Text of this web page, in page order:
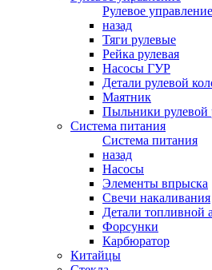
Рулевое управление
назад
Тяги рулевые
Рейка рулевая
Насосы ГУР
Детали рулевой
Маятник
Пыльники рулевой
Система питания
Система питания
назад
Насосы
Элементы впрыска
Свечи накаливания
Детали топливной
Форсунки
Карбюратор
Китайцы